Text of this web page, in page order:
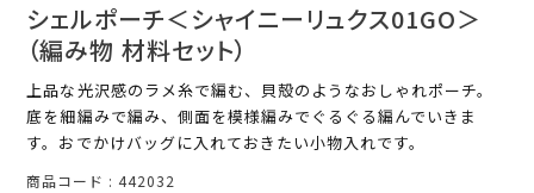
シェルポーチ＜シャイニーリュクス01GO＞
（編み物 材料セット）
上品な光沢感のラメ糸で編む、貝殻のようなおしゃれポーチ。
底を細編みで編み、側面を模様編みでぐるぐる編んでいきま
す。おでかけバッグに入れておきたい小物入れです。
商品コード 442032